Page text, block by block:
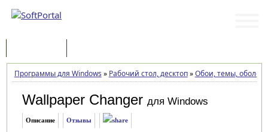
Программы для Windows » Рабочий стол, десктоп»Обои, темы,
Wallpaper Changer для Windows
Описание Отзывы